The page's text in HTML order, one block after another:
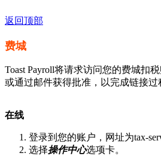
返回顶部
费城
Toast Payroll将请求访问您的费城扣
或通过邮件获得批准，以完成链接过
在线
登录到您的账户，网址为tax-
选择操作中心选项卡。